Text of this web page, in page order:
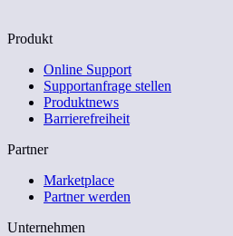
Produkt
Online Support
Supportanfrage stellen
Produktnews
Barrierefreiheit
Partner
Marketplace
Partner werden
Unternehmen